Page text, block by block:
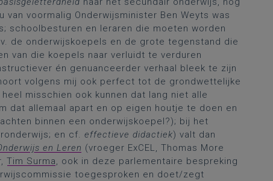
voormalig Onderwijsminister Ben Weyts was
schoolbesturen en leraren die moeten worden
de onderwijskoepels en de grote tegenstand die
van die koepels naar verluidt te verduren
én genuanceerder verhaal bleek te zijn
volgens mij ook perfect tot de grondwettelijke
misschien ook kunnen dat lang niet alle
dat allemaal apart en op eigen houtje te doen en
binnen een onderwijskoepel?); bij het
en cf. effectieve didactiek) valt dan
en Leren (vroeger ExCEL, Thomas More
Tim Surma, ook in deze parlementaire bespreking
toegesproken en doet/zegt